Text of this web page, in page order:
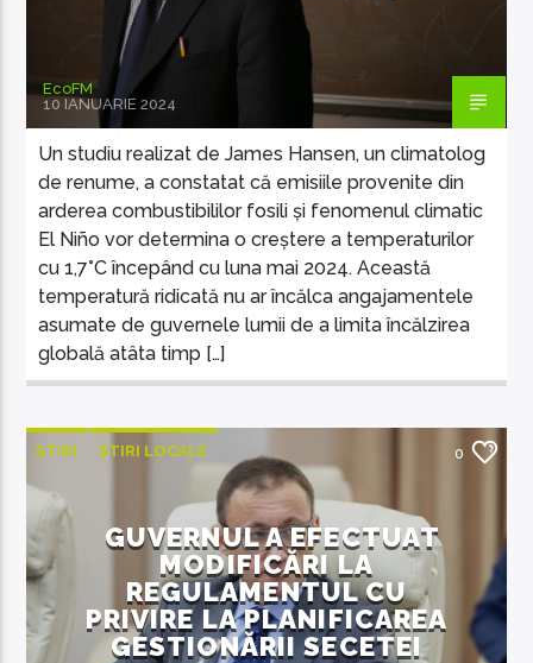
EcoFM
10 IANUARIE 2024
Un studiu realizat de James Hansen, un climatolog
de renume, a constatat că emisiile provenite din
arderea combustibililor fosili și fenomenul climatic
El Niño vor determina o creștere a temperaturilor
cu 1,7°C începând cu luna mai 2024. Această
temperatură ridicată nu ar încălca angajamentele
asumate de guvernele lumii de a limita încălzirea
globală atâta timp […]
ȘTIRI ȘTIRI LOCALE 0
GUVERNUL A EFECTUAT
MODIFICĂRI LA
REGULAMENTUL CU
PRIVIRE LA PLANIFICAREA
GESTIONĂRII SECETEI